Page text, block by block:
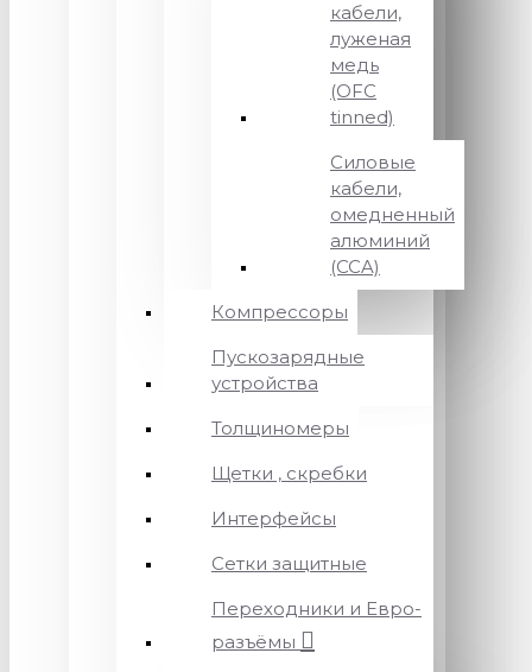
кабели,
луженая
медь
(OFC
tinned)
Силовые
кабели,
омедненный
алюминий
(CCA)
Компрессоры
Пускозарядные
устройства
Толщиномеры
Щетки , скребки
Интерфейсы
Сетки защитные
Переходники и Евро-
разъёмы